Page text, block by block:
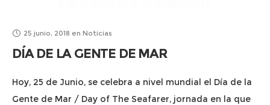
25 junio, 2018 en Noticias
DÍA DE LA GENTE DE MAR
Hoy, 25 de Junio, se celebra a nivel mundial el Día de la
Gente de Mar / Day of The Seafarer, jornada en la que